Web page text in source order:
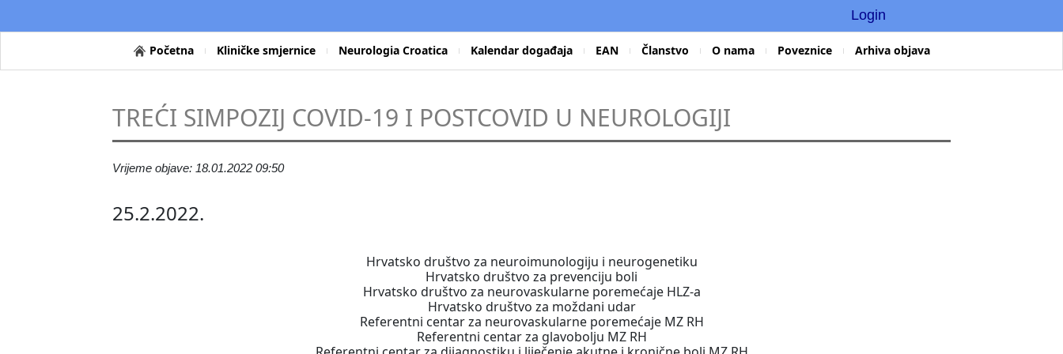
Login
Početna Kliničke smjernice Neurologia Croatica Kalendar događaja EAN Članstvo O nama Poveznice Arhiva objava
TREĆI SIMPOZIJ COVID-19 I POSTCOVID U NEUROLOGIJI
Vrijeme objave: 18.01.2022 09:50
25.2.2022.
Hrvatsko društvo za neuroimunologiju i neurogenetiku
Hrvatsko društvo za prevenciju boli
Hrvatsko društvo za neurovaskularne poremećaje HLZ-a
Hrvatsko društvo za moždani udar
Referentni centar za neurovaskularne poremećaje MZ RH
Referentni centar za glavobolju MZ RH